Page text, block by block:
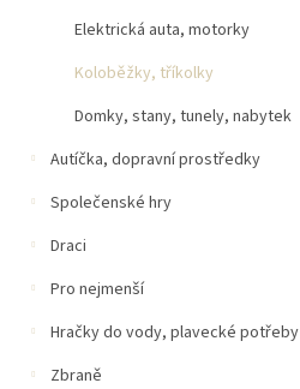
Elektrická auta, motorky
Koloběžky, tříkolky
Domky, stany, tunely, nabytek
Autíčka, dopravní prostředky
Společenské hry
Draci
Pro nejmenší
Hračky do vody, plavecké potřeby
Zbraně